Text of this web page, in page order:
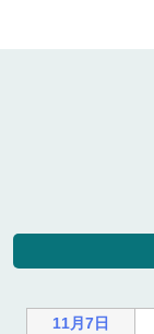
11月7日